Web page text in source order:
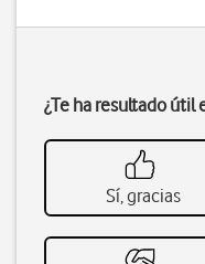
¿Te ha resultado útil
Sí, gracias